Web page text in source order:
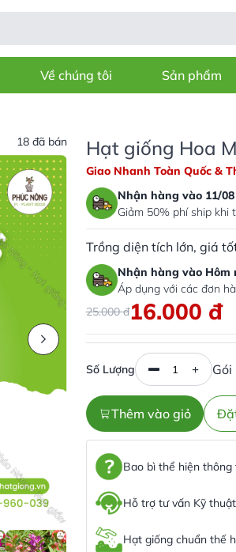
Về chúng tôi Sản phẩm
18 đã bán Hạt giống Hoa
Giao Nhanh Toàn Quốc &
Nhận hàng vào 11/08
Giảm 50% phí ship khi
Trồng diện tích lớn, giá
Nhận hàng vào Hôm
Áp dụng với các đơn
25.000đ16.000 đ
Số Lượng Gói
Thêm vào giỏ
Bao bì thể hiện
Hỗ trợ tư vấn Kỹ
Hạt giống chuẩn thế